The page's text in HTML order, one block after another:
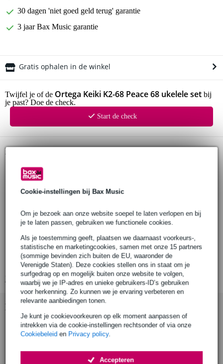
Cookie-instellingen bij Bax Music
Om je bezoek aan onze website soepel te laten verlopen en bij
je te laten passen, gebruiken we functionele cookies.
Als je toestemming geeft, plaatsen we daarnaast voorkeurs-,
statistische en marketingcookies, samen met onze 15 partners
(sommige bevinden zich buiten de EU, waaronder de
Verenigde Staten). Deze cookies stellen ons in staat om je
surfgedrag op en mogelijk buiten onze website te volgen,
waarbij we je IP-adres en unieke gebruikers-ID’s gebruiken
voor herkenning. Zo kunnen we je ervaring verbeteren en
relevante aanbiedingen tonen.
Je kunt je cookievoorkeuren op elk moment aanpassen of
intrekken via de cookie-instellingen rechtsonder of via onze
Cookiebeleid en Privacy policy.
Accepteren
30 dagen 'niet goed geld terug' garantie
3 jaar Bax Music garantie
Gratis ophalen in de winkel
Twijfel je of de Ortega Keiki K2-68 Peace 68 ukelele set bij
je past? Doe de check.
Start de check
Productinformatie
sopraan ukelele
body
design: Peace 68
bovenblad: agathis
hout: okoume
scale: 364 mm
aantal frets: 12
Bekijk alle productspecificaties
Bekijk ook eens (6)